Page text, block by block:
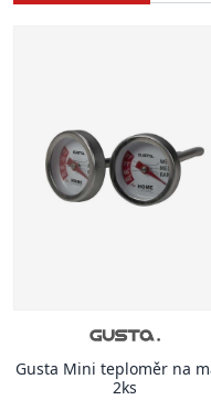
Gusta Mini teploměr na
2ks